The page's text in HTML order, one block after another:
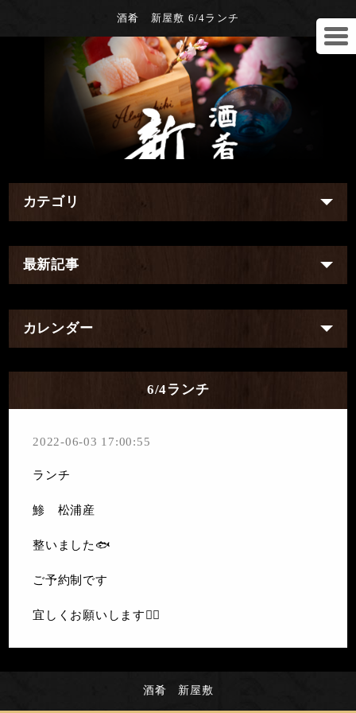
酒肴 新屋敷 6/4ランチ
カテゴリ
最新記事
カレンダー
6/4ランチ
2022-06-03 17:00:55
ランチ
鯵 松浦産
整いました🐟
ご予約制です
宜しくお願いします🙇‍♀️
酒肴 新屋敷